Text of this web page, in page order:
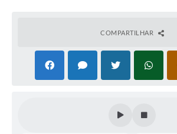
COMPARTILHAR